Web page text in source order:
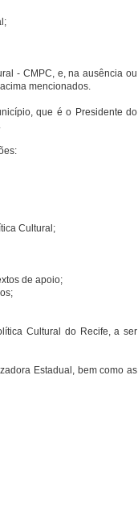
- CMPC, e, na ausência ou
mencionados.
que é o Presidente do
Cultural;
de apoio;
Cultural do Recife, a ser
Estadual, bem como as